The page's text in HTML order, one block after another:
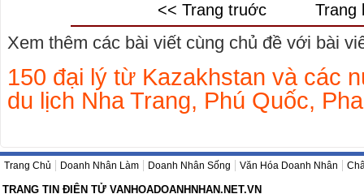
<< Trang truớc
Trang
Xem thêm các bài viết cùng chủ đề với bài
150 đại lý từ Kazakhstan và các
du lịch Nha Trang, Phú Quốc,
Trang Chủ Doanh Nhân Làm Doanh Nhân Sống Văn Hóa Doanh Nhân
TRANG TIN ĐIỆN TỬ VANHOADOANHNHAN.NET.VN